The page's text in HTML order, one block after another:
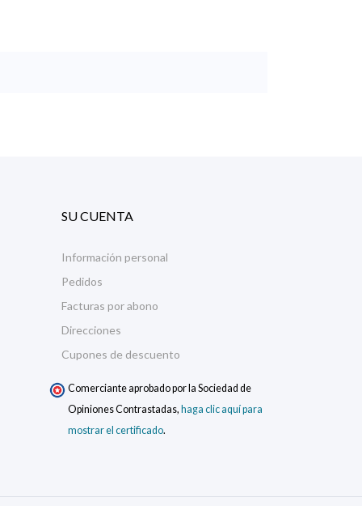
SU CUENTA
Información personal
Pedidos
Facturas por abono
Direcciones
Cupones de descuento
Comerciante aprobado por la Sociedad de
Opiniones Contrastadas, haga clic aquí para
mostrar el certificado.